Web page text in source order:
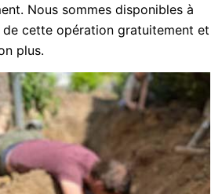
Nous sommes disponibles à
cette opération gratuitement et
plus.